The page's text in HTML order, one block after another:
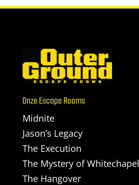
Onze Escape Rooms
Midnite
Jason’s Legacy
The Execution
The Mystery of Whitechapel
The Hangover